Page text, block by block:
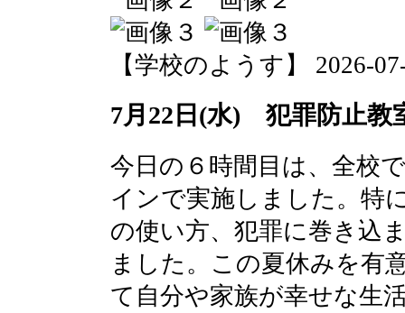
【学校のようす】 2026-
7月22日(水) 犯罪防止教
今日の６時間目は、全校
インで実施しました。特
の使い方、犯罪に巻き込
ました。この夏休みを有
て自分や家族が幸せな生